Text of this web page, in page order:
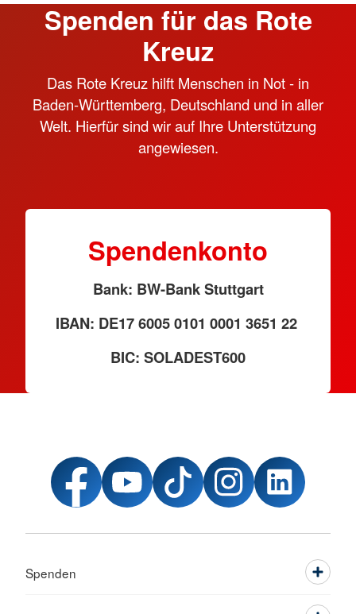
Spenden für das Rote
Kreuz
Das Rote Kreuz hilft Menschen in Not - in
Baden-Württemberg, Deutschland und in aller
Welt. Hierfür sind wir auf Ihre Unterstützung
angewiesen.
Spendenkonto
Bank: BW-Bank Stuttgart
IBAN: DE17 6005 0101 0001 3651 22
BIC: SOLADEST600
Spenden